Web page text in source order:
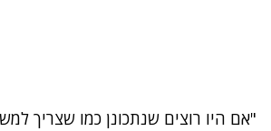
"אם היו רוצים שנתכונן כמו שצריך